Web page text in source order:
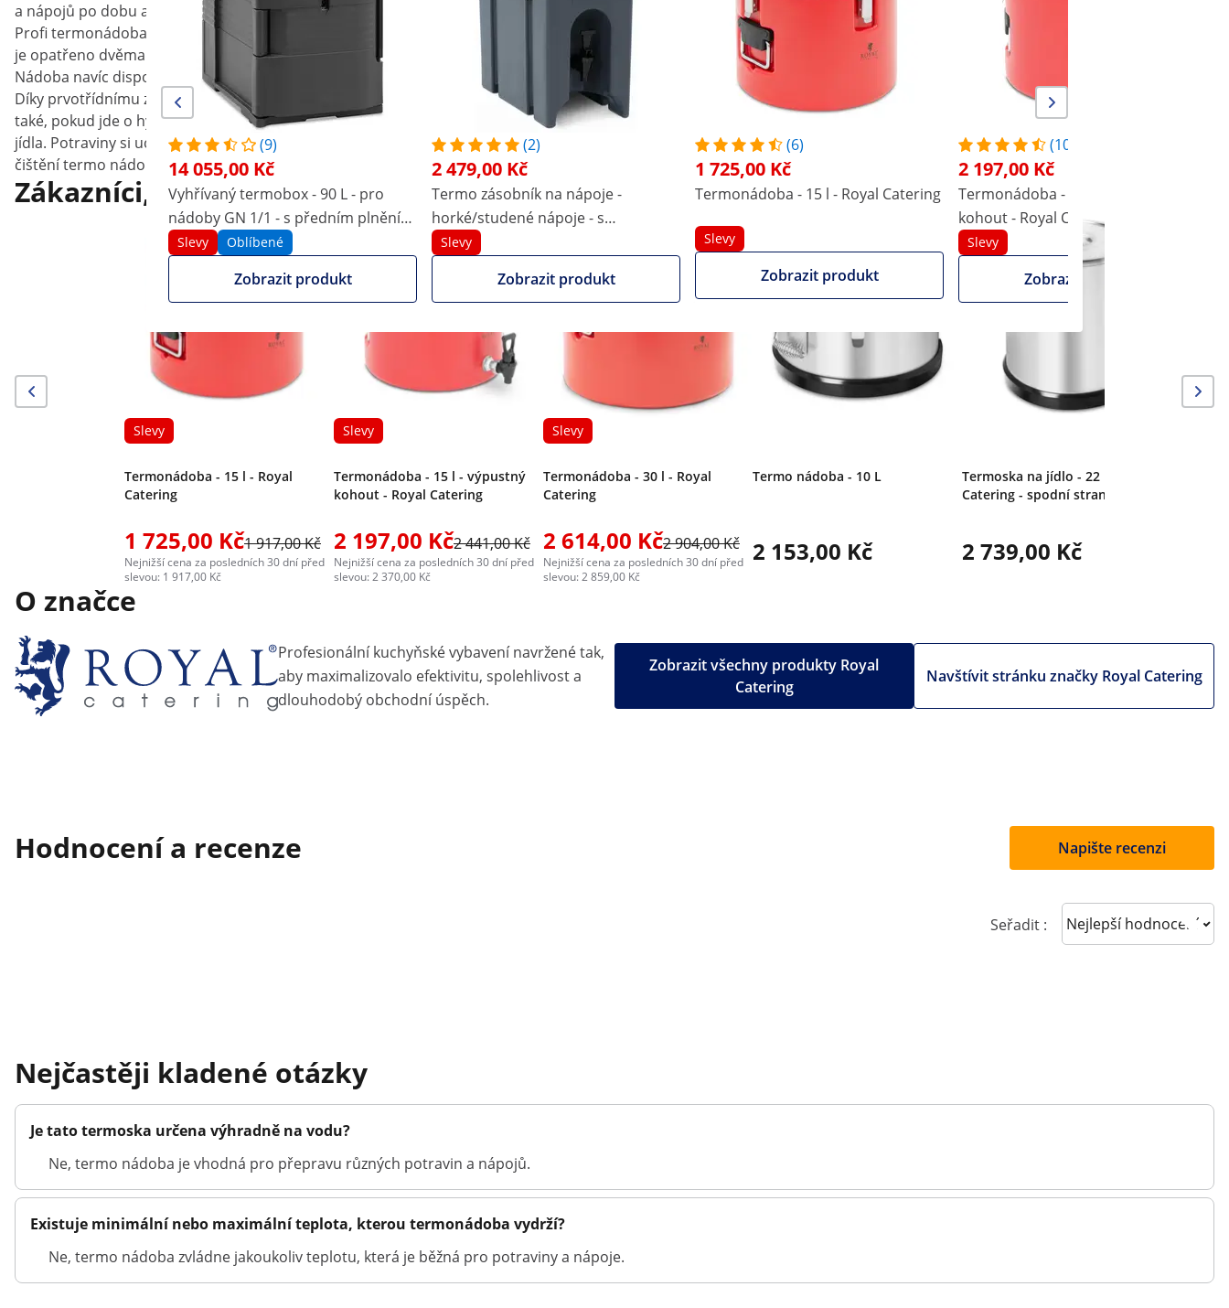
(9)
14 055,00 Kč
Vyhřívaný termobox - 90 L - pro
nádoby GN 1/1 - s předním plněním
- s ukazatelem teploty
Slevy Oblíbené
Zobrazit produkt
(2)
2 479,00 Kč
Termo zásobník na nápoje -
horké/studené nápoje - s
výpustným kohoutem - 7 l
Slevy
Zobrazit produkt
(6)
1 725,00 Kč
Termonádoba - 15 l - Royal Catering
Slevy
Zobrazit produkt
(10)
2 197,00 Kč
Termonádoba - 15 l - výpustný
kohout - Royal Catering
Slevy
Zobrazit produkt
a nápojů po dobu až dvanácti hodin.
Profi termonádoba disponuje odnímatelným víkem z ušlechtilé oceli, což dále přispívá k udržování tepla uvnitř. Víko
je opatřeno dvěma snadno použitelnými západkami, které zajišťují dobré utěsnění a zaručují čistou přepravu jídel.
Nádoba navíc disponuje dvěma ergonomickými držadly, které rovněž usnadňují přepravu.
Díky prvotřídnímu zpracování kartáčované ušlechtilé oceli vyniká nerezová termonádoba s vypouštěcím kohoutem
také, pokud jde o hygienu. Povrch nádoby je odolný vůči znečištění, jako je rez, vodní skvrny, koroze nebo zbytky
jídla. Potraviny si uchovávají svoji skutečnou chuť a vůni. Vysoce kvalitní zpracování umožňuje snadnou údržbu a
čištění termo nádoby.
Zákazníci, kteří si prohlédli tento produkt, si prohlédli také
Slevy
Termonádoba - 15 l - Royal
Catering
1 725,00 Kč1 917,00 Kč
Nejnižší cena za posledních 30 dní před
slevou: 1 917,00 Kč
Slevy
Termonádoba - 15 l - výpustný
kohout - Royal Catering
2 197,00 Kč2 441,00 Kč
Nejnižší cena za posledních 30 dní před
slevou: 2 370,00 Kč
Slevy
Termonádoba - 30 l - Royal
Catering
2 614,00 Kč2 904,00 Kč
Nejnižší cena za posledních 30 dní před
slevou: 2 859,00 Kč
Termo nádoba - 10 L
2 153,00 Kč
Termoska na jídlo - 22 l - Royal
Catering - spodní strana z gumy
2 739,00 Kč
O značce
Profesionální kuchyňské vybavení navržené tak,
aby maximalizovalo efektivitu, spolehlivost a
dlouhodobý obchodní úspěch.
Navštívit stránku značky Royal Catering
Zobrazit všechny produkty Royal
Catering
Hodnocení a recenze Napište recenzi
Seřadit : Sort reviews
Nejčastěji kladené otázky
Je tato termoska určena výhradně na vodu?
Ne, termo nádoba je vhodná pro přepravu různých potravin a nápojů.
Existuje minimální nebo maximální teplota, kterou termonádoba vydrží?
Ne, termo nádoba zvládne jakoukoliv teplotu, která je běžná pro potraviny a nápoje.